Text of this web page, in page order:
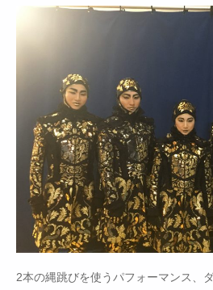
2本の縄跳びを使うパフォーマンス、